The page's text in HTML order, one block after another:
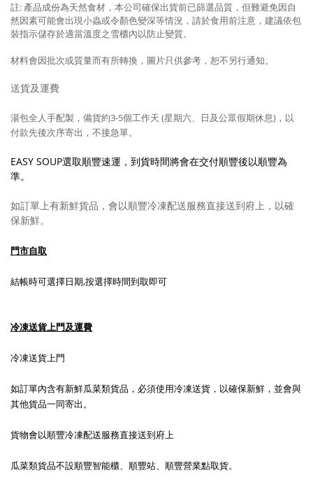
註: 產品成份為天然食材，本公司確保出貨前已篩選品質，但難避免因自
然因素可能會出現小蟲或令顏色變深等情況，請於食用前注意，建議依包
裝指示儲存於適當溫度之雪櫃內以防止變質。
材料會因批次或質量而有所轉換，圖片只供參考， 恕不另行通知。
送貨及運費
湯包全人手配製，備貨約3-5個工作天 (星期六、日及公眾假期休息)，以
付款先後次序寄出，不接急單。
EASY SOUP選取順豐速運，到貨時間將會在交付順豐後以順豐為
準。
如訂單上有新鮮貨品，會以順豐冷凍配送服務直接送到府上，以確
保新鮮。
門市自取
結帳時可選擇日期,按選擇時間到取即可
冷凍送貨上門及運費
冷凍送貨上門
如訂單內含有新鮮瓜菜類貨品，必須使用冷凍送貨，以確保新鮮，並會與
其他貨品一同寄出。
貨物會以順豐冷凍配送服務直接送到府上
瓜菜類貨品不設順豐智能櫃、順豐站、順豐營業點取貨。